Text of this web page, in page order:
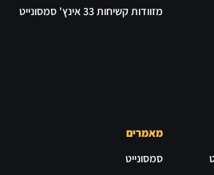
מזוודות קשיחות 33 אינץ' סמסונייט
מאמרים
סמסונייט